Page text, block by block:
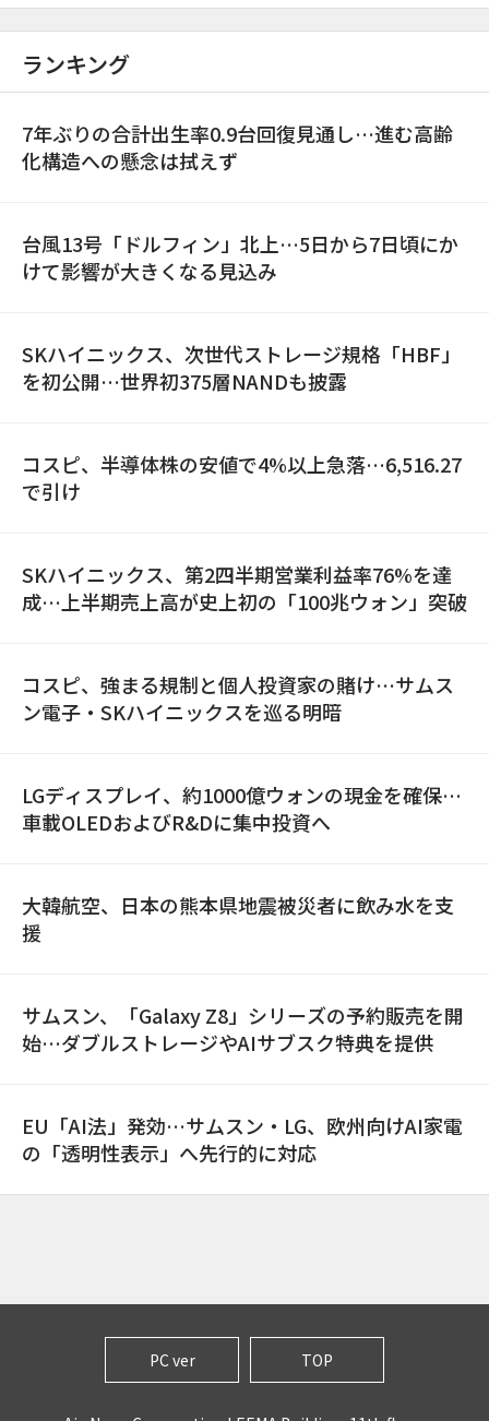
ランキング
7年ぶりの合計出生率0.9台回復見通し…進む高齢
化構造への懸念は拭えず
台風13号「ドルフィン」北上…5日から7日頃にか
けて影響が大きくなる見込み
SKハイニックス、次世代ストレージ規格「HBF」
を初公開…世界初375層NANDも披露
コスピ、半導体株の安値で4%以上急落…6,516.27
で引け
SKハイニックス、第2四半期営業利益率76%を達
成…上半期売上高が史上初の「100兆ウォン」突破
コスピ、強まる規制と個人投資家の賭け…サムス
ン電子・SKハイニックスを巡る明暗
LGディスプレイ、約1000億ウォンの現金を確保…
車載OLEDおよびR&Dに集中投資へ
大韓航空、日本の熊本県地震被災者に飲み水を支
援
サムスン、「Galaxy Z8」シリーズの予約販売を開
始…ダブルストレージやAIサブスク特典を提供
EU「AI法」発効…サムスン・LG、欧州向けAI家電
の「透明性表示」へ先行的に対応
PC ver TOP